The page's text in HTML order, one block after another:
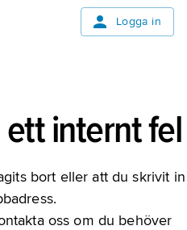
Logga in
internt fel
bort eller att du skrivit in
oss om du behöver